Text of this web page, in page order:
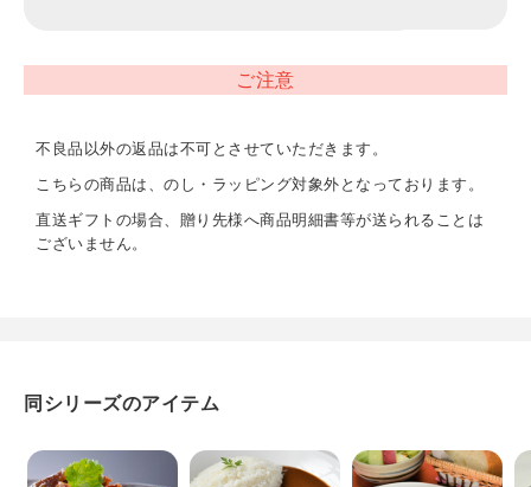
小麦・乳成分・牛肉・ごま・大豆・鶏肉・豚肉・りんご
常温にてお届けします。
ご注意
不良品以外の返品は不可とさせていただきます。
こちらの商品は、のし・ラッピング対象外となっております。
直送ギフトの場合、贈り先様へ商品明細書等が送られることは
ございません。
同シリーズのアイテム